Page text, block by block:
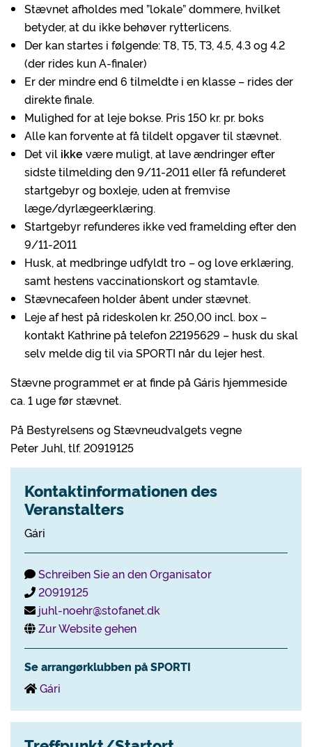
Stævnet afholdes med ”lokale” dommere, hvilket
betyder, at du ikke behøver rytterlicens.
Der kan startes i følgende: T8, T5, T3, 4.5, 4.3 og 4.2
(der rides kun A-finaler)
Er der mindre end 6 tilmeldte i en klasse – rides der
direkte finale.
Mulighed for at leje bokse. Pris 150 kr. pr. boks
Alle kan forvente at få tildelt opgaver til stævnet.
Det vil ikkevære muligt, at lave ændringer efter
sidste tilmelding den 9/11-2011 eller få refunderet
startgebyr og boxleje, uden at fremvise
læge/dyrlægeerklæring.
Startgebyr refunderes ikke ved framelding efter den
9/11-2011
Husk, at medbringe udfyldt tro – og love erklæring,
samt hestens vaccinationskort og stamtavle.
Stævnecafeen holder åbent under stævnet.
Leje af hest på rideskolen kr. 250,00 incl. box –
kontakt Kathrine på telefon 22195629 – husk du skal
selv melde dig til via SPORTI når du lejer hest.
Stævne programmet er at finde på Gáris hjemmeside
ca. 1 uge før stævnet.
På Bestyrelsens og Stævneudvalgets vegne
Peter Juhl, tlf. 20919125
Kontaktinformationen des
Veranstalters
Gári
Schreiben Sie an den Organisator
20919125
juhl-noehr@stofanet.dk
Zur Website gehen
Se arrangørklubben på SPORTI
Gári